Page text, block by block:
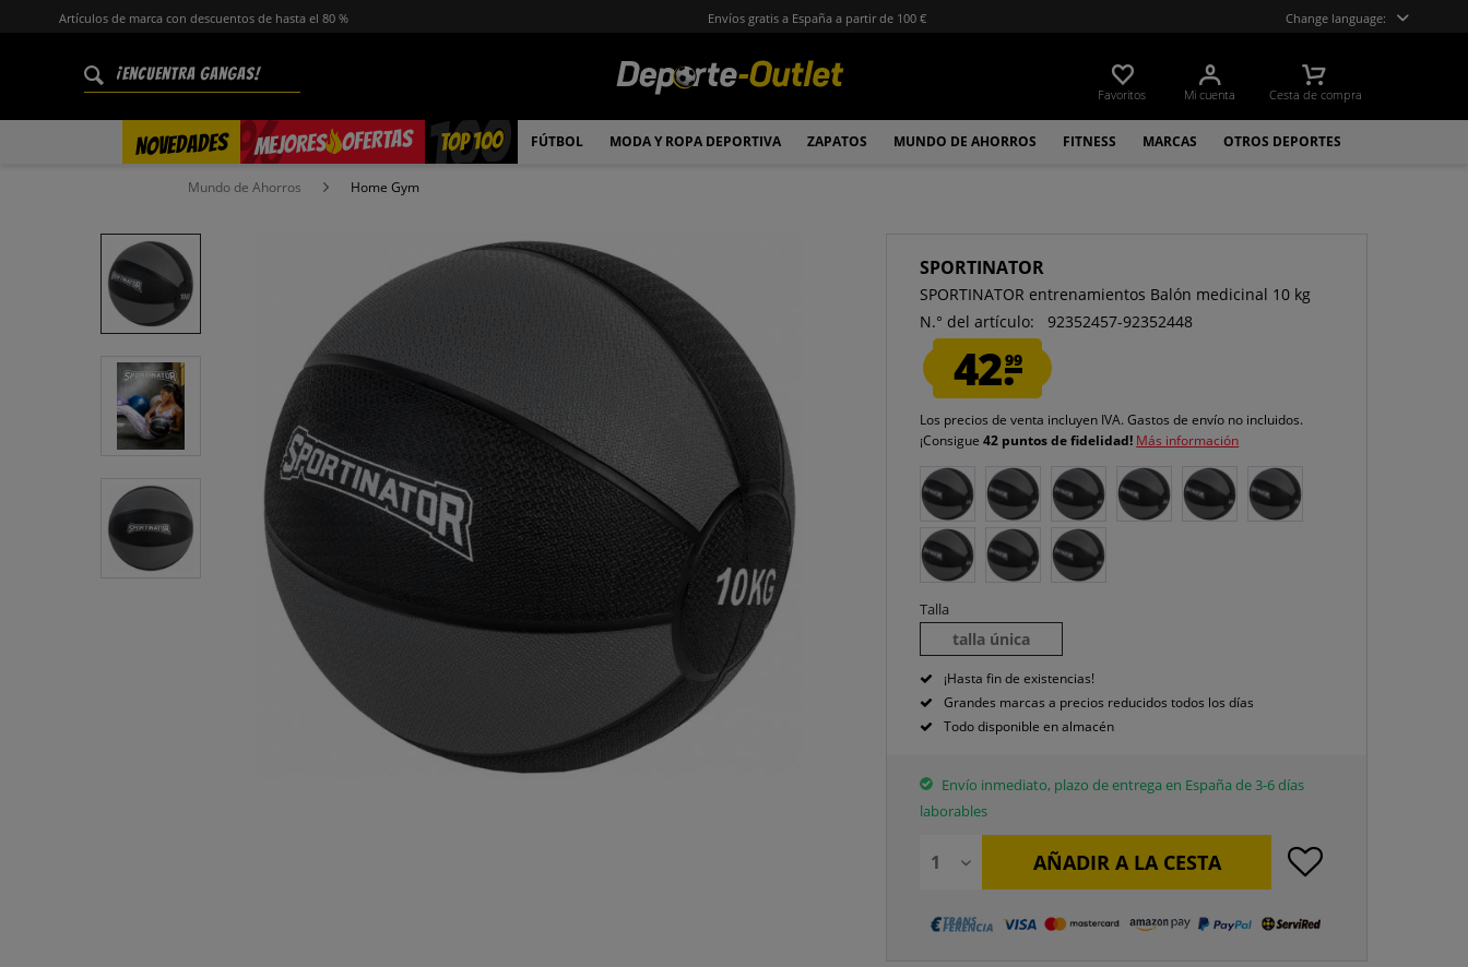
Artículos de marca con descuentos de hasta el 80 % Envíos gratis a España a partir de 100 € Change language:
Favoritos Mi cuenta Cesta de compra
NOVEDADES MEJORES OFERTAS
% TOP 100 FÚTBOL MODA Y ROPA DEPORTIVA ZAPATOS MUNDO DE AHORROS FITNESS MARCAS OTROS DEPORTES
Mundo de Ahorros Home Gym
SPORTINATOR
SPORTINATOR entrenamientos Balón medicinal 10 kg
N.° del artículo:
92352457-92352448
42.99
Los precios de venta incluyen IVA.Gastos de envío no incluidos.
¡Consigue42 puntos de fidelidad! Más información
Talla
talla única
¡Hasta fin de existencias!
Grandes marcas a precios reducidos todos los días
Todo disponible en almacén
Envío inmediato, plazo de entrega en España de 3-6 días
laborables
AÑADIR A LA CESTA